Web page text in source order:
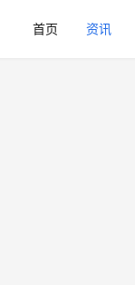
首页 资讯